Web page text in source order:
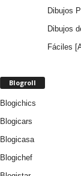
Dibujos
Dibujos
Fáciles
Blogroll
Blogichics
Blogicars
Blogicasa
Blogichef